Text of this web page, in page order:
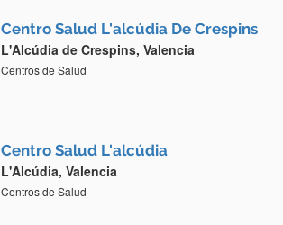
Centro Salud L'alcúdia De Crespins
L'Alcúdia de Crespins, Valencia
Centros de Salud
Centro Salud L'alcúdia
L'Alcúdia, Valencia
Centros de Salud